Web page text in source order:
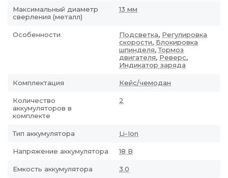
Максимальный диаметр
сверления (металл)
13 мм
Особенности Подсветка, Регулировка
скорости, Блокировка
шпинделя,Тормоз
двигателя, Реверс,
Индикатор заряда
Комплектация Кейс/чемодан
Количество
аккумуляторов в
комплекте
2
Тип аккумулятора Li-Ion
Напряжение аккумулятора 18 В
Емкость аккумулятора 3.0